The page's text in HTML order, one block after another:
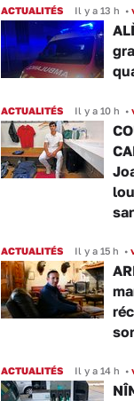
ACTUALITÉS Il y a 13 h •
ACTUALITÉS Il y a 10 h •
ACTUALITÉS Il y a 15 h •
ACTUALITÉS Il y a 14 h •